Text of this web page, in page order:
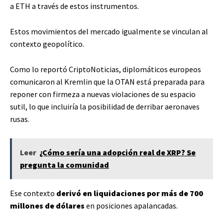
a ETH a través de estos instrumentos.
Estos movimientos del mercado igualmente se vinculan al
contexto geopolítico.
Como lo reportó CriptoNoticias, diplomáticos europeos
comunicaron al Kremlin que la OTAN está preparada para
reponer con firmeza a nuevas violaciones de su espacio
sutil, lo que incluiría la posibilidad de derribar aeronaves
rusas.
Leer ¿Cómo sería una adopción real de XRP? Se
pregunta la comunidad
Ese contexto derivó en liquidaciones por más de 700
millones de dólares en posiciones apalancadas.